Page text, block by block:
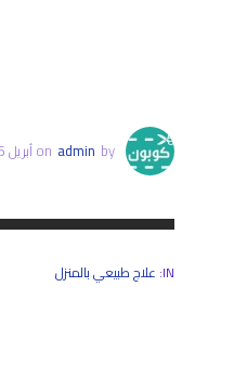
by
admin
onأبريل 5, 2022
IN: علاج طبيعي بالمنزل